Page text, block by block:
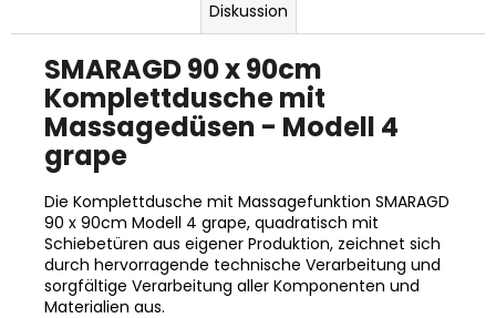
Diskussion
SMARAGD 90 x 90cm
Komplettdusche mit
Massagedüsen - Modell 4
grape
Die Komplettdusche mit Massagefunktion SMARAGD
90 x 90cm Modell 4 grape, quadratisch mit
Schiebetüren aus eigener Produktion, zeichnet sich
durch hervorragende technische Verarbeitung und
sorgfältige Verarbeitung aller Komponenten und
Materialien aus.